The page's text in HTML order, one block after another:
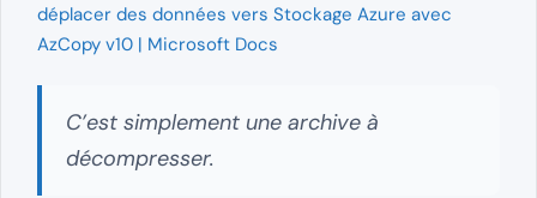
déplacer des données vers Stockage Azure avec
AzCopy v10 | Microsoft Docs
C’est simplement une archive à
décompresser.